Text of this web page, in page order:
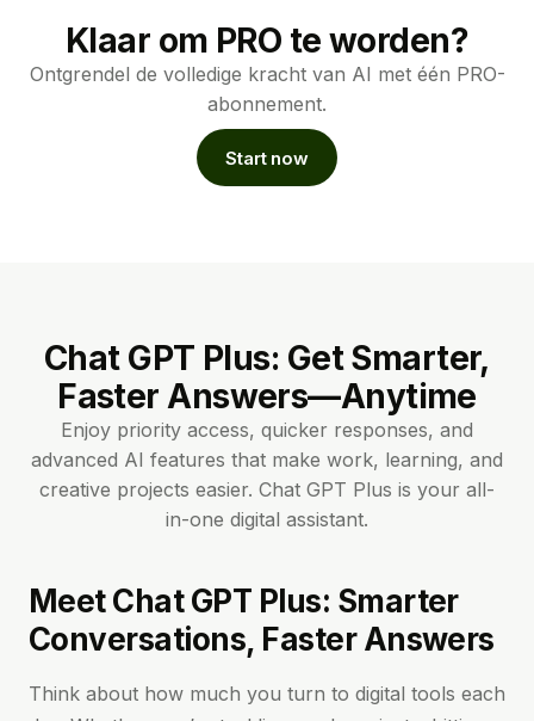
Klaar om PRO te worden?
Ontgrendel de volledige kracht van AI met één PRO-
abonnement.
Start now
Chat GPT Plus: Get Smarter,
Faster Answers—Anytime
Enjoy priority access, quicker responses, and
advanced AI features that make work, learning, and
creative projects easier. Chat GPT Plus is your all-
in-one digital assistant.
Meet Chat GPT Plus: Smarter
Conversations, Faster Answers
Think about how much you turn to digital tools each